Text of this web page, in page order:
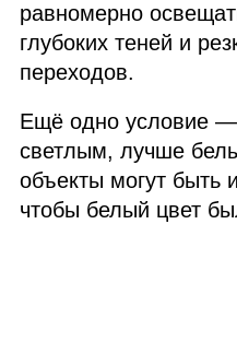
равномерно
глубоких теней и
переходов.
Ещё одно условие
светлым, лучше
объекты могут быть
чтобы белый цвет